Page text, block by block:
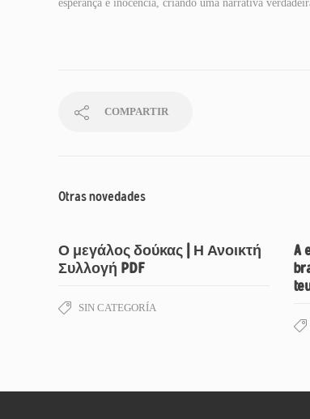
esperança e inocência, criando uma narrativa
COMPARTIR
Otras novedades
Ο μεγάλος δούκας | Η Ανοικτή
Συλλογή PDF
SIN CATEGORÍA
A